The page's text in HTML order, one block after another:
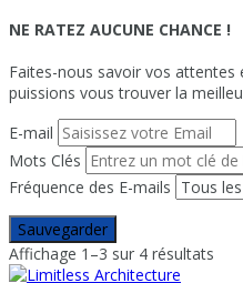
NE RATEZ AUCUNE CHANCE !
Faites-nous savoir vos
puissions vous trouver la
E-mail
Mots Clés
Fréquence des E-mails
Sauvegarder
Affichage 1–3 sur 4 résultats